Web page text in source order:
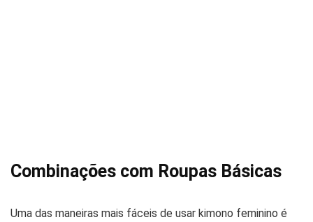
Combinações com Roupas Básicas
Uma das maneiras mais fáceis de usar kimono feminino é